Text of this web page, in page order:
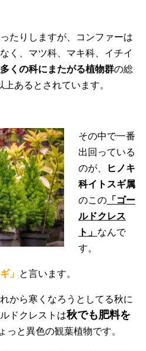
たりしますが、コンファーは
く、マツ科、マキ科、イチイ
多くの科にまたがる植物群の総
あるとされています。
その中で一番
出回っている
のが、
ヒノキ
科イトスギ属
のこの 「ゴー
ルドクレス
ト」 なんで
す。
」 と言います。
から寒くなろうとしてる秋に
ドクレストは秋でも肥料を
っと異色の観葉植物です。